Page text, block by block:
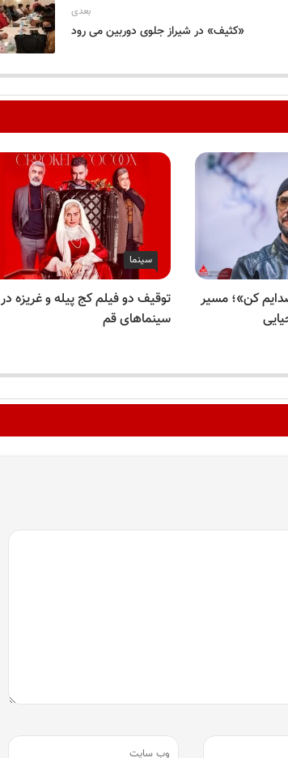
بعدی
«کثیف» در شیراز جلوی دوربین می رود
کن»؛ مسیر
سینما
توقیف دو فیلم کج پیله و غریزه در
سینماهای قم